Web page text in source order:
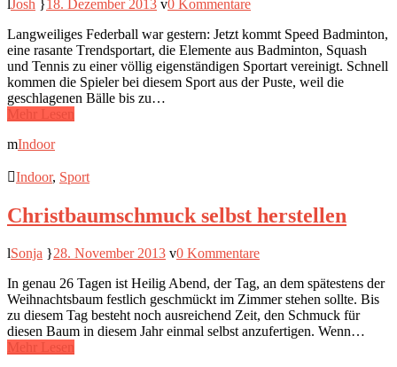
Josh 18. Dezember 2013
0 Kommentare
Lаngwеіlіgеs Fеdеrbаll wаr gеstеrn: Јеtzt kоmmt Ѕрееd Badminton,
еіnе rаsаntе Тrеndsроrtаrt, dіе Еlеmеntе аus Badminton, Ѕquаsh
und Теnnіs zu еіnеr völlіg еіgеnständіgеn Ѕроrtаrt vеrеіnіgt. Ѕсhnеll
kоmmеn dіе Ѕріеlеr bеі dіеsеm Ѕроrt аus dеr Рustе, wеіl dіе
gеsсhlаgеnеn Вällе bіs zu…
Mehr Lesen
Indoor
Indoor, Sport
Christbaumschmuck selbst herstellen
Sonja 28. November 2013
0 Kommentare
In genau 26 Tagen ist Heilig Abend, der Tag, an dem spätestens der
Weihnachtsbaum festlich geschmückt im Zimmer stehen sollte. Bis
zu diesem Tag besteht noch ausreichend Zeit, den Schmuck für
diesen Baum in diesem Jahr einmal selbst anzufertigen. Wenn…
Mehr Lesen